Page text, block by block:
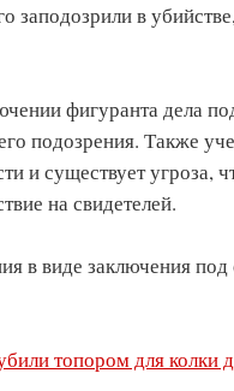
заподозрили в
фигуранта дела
подозрения. Также
и существует угроза,
на свидетелей.
в виде заключения
топором для колки